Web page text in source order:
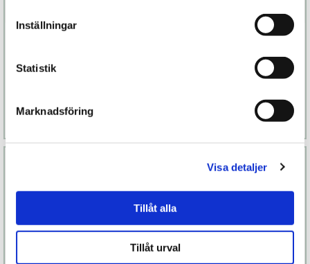
Inställningar
Statistik
Marknadsföring
Visa detaljer
Tillåt alla
Tillåt urval
JO Jordgubb
Finns fler alternativ
Köp